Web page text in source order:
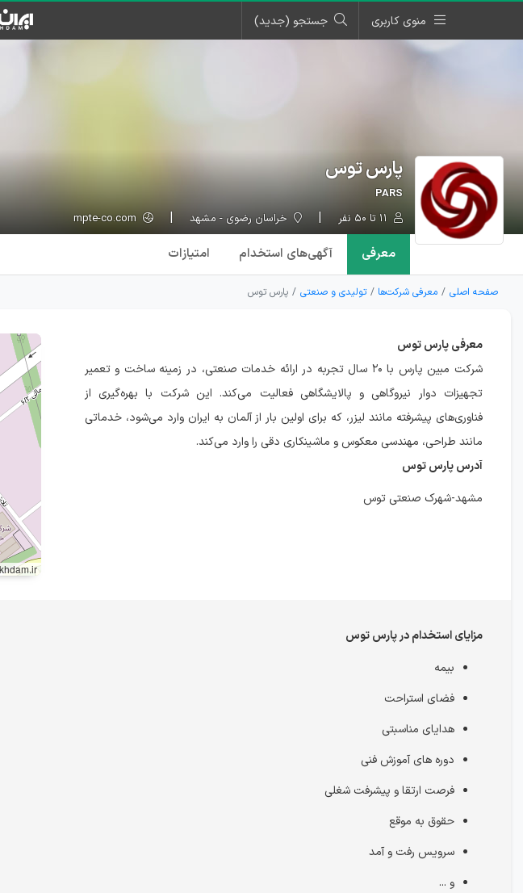
منوی کاربری جستجو (جدید)
پارس توس
PARS
خراسان رضوی - مشهد
معرفی آگهی‌های استخدام امتیازات
صفحه اصلی معرفی شرکت‌ها تولیدی و صنعتی پارس توس
معرفی پارس توس
شرکت مبین پارس با ۲۰ سال تجربه در ارائه خدمات صنعتی، در زمینه ساخت و تعمیر
تجهیزات دوار نیروگاهی و پالایشگاهی فعالیت می‌کند. این شرکت با بهره‌گیری از
فناوری‌های پیشرفته مانند لیزر، که برای اولین بار از آلمان به ایران وارد می‌شود، خدماتی
مانند طراحی، مهندسی معکوس و ماشینکاری دقی را وارد می‌کند.
آدرس پارس توس
مشهد-شهرک صنعتی توس
مزایای استخدام در پارس توس
بیمه
فضای استراحت
هدایای مناسبتی
دوره های آموزش فنی
فرصت ارتقا و پیشرفت شغلی
حقوق به موقع
سرویس رفت و آمد
و ...